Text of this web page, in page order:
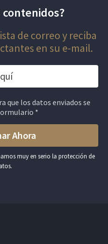
contenidos?
de correo y reciba
en su e-mail.
que los datos enviados se
*
muy en serio la protección de